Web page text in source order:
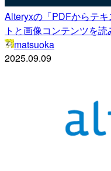
Alteryxの「PDFからテ
トと画像コンテンツを
matsuoka
2025.09.09